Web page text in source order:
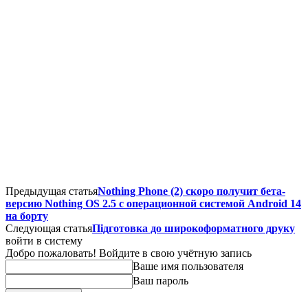
Предыдущая статьяNothing Phone (2) скоро получит бета-
версию Nothing OS 2.5 с операционной системой Android 14
на борту
Следующая статьяПідготовка до широкоформатного друку
войти в систему
Добро пожаловать! Войдите в свою учётную запись
Ваше имя пользователя
Ваш пароль